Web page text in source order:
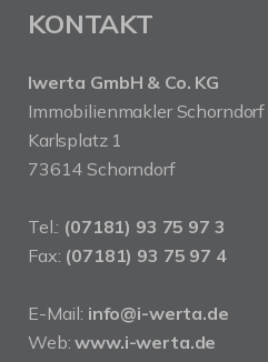
KONTAKT
Iwerta GmbH & Co. KG
Immobilienmakler Schorndorf
Karlsplatz 1
73614 Schorndorf
Tel.: (07181) 93 75 97 3
Fax: (07181) 93 75 97 4
E-Mail: info@i-werta.de
Web:www.i-werta.de